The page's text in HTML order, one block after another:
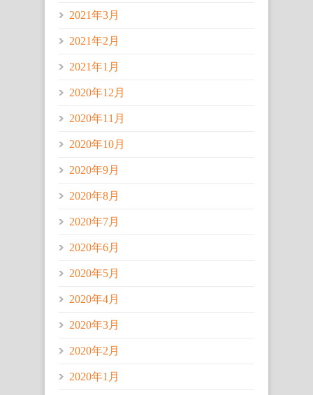
2021年3月
2021年2月
2021年1月
2020年12月
2020年11月
2020年10月
2020年9月
2020年8月
2020年7月
2020年6月
2020年5月
2020年4月
2020年3月
2020年2月
2020年1月